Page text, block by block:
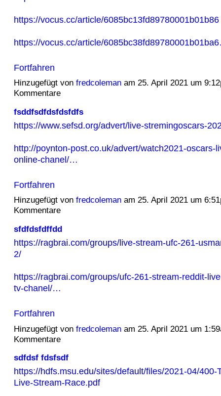
https://vocus.cc/article/6085bc13fd89780001b01b86
https://vocus.cc/article/
Fortfahren
Hinzugefügt von fredcolemanam 25. April 2021 um
Kommentare
fsddfsdfdsfdsfdfs
https://www.sefsd.org/advert/live-stremingoscars-
http://poynton-post.co.uk/advert/watch2021-oscars-
online-chanel/…
Fortfahren
Hinzugefügt von fredcolemanam 25. April 2021 um
Kommentare
sfdfdsfdffdd
https://ragbrai.com/groups/live-stream-ufc-261-
2/
https://ragbrai.com/groups/ufc-261-stream-reddit-
tv-chanel/…
Fortfahren
Hinzugefügt von fredcolemanam 25. April 2021 um
Kommentare
sdfdsf fdsfsdf
https://hdfs.msu.edu/sites/default/files/2021-04/400-
Live-Stream-Race.pdf